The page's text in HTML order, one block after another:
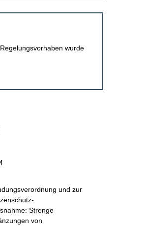
wurde
und zur
Strenge
von